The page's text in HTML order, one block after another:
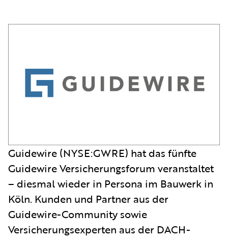
Guidewire (NYSE:GWRE) hat das fünfte
Guidewire Versicherungsforum veranstaltet
– diesmal wieder in Persona im Bauwerk in
Köln. Kunden und Partner aus der
Guidewire-Community sowie
Versicherungsexperten aus der DACH-